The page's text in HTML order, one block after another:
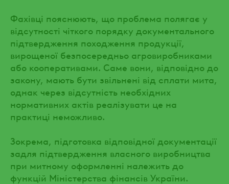
Фахівці пояснюють, що проблема полягає у
відсутності чіткого порядку документального
підтвердження походження продукції,
вирощеної безпосередньо агровиробниками
або кооперативами. Саме вони, відповідно до
закону, мають бути звільнені від сплати мита,
однак через відсутність необхідних
нормативних актів реалізувати це на
практиці неможливо.
Зокрема, підготовка відповідної документації
задля підтвердження власного виробництва
при митному оформленні належить до
функцій Міністерства фінансів України.